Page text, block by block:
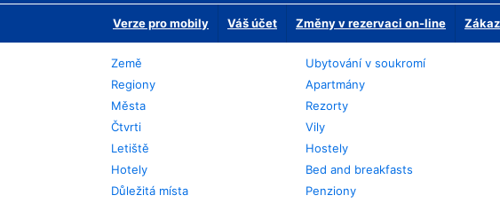
Verze pro mobily Váš účet Změny v rezervaci on-line
Země
Regiony
Města
Čtvrti
Letiště
Hotely
Důležitá místa
Ubytování v soukromí
Apartmány
Rezorty
Vily
Hostely
Bed and breakfasts
Penziony